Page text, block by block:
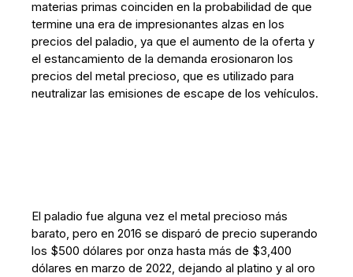
materias primas coinciden en la probabilidad de que
termine una era de impresionantes alzas en los
precios del paladio, ya que el aumento de la oferta y
el estancamiento de la demanda erosionaron los
precios del metal precioso, que es utilizado para
neutralizar las emisiones de escape de los vehículos.
El paladio fue alguna vez el metal precioso más
barato, pero en 2016 se disparó de precio superando
los $500 dólares por onza hasta más de $3,400
dólares en marzo de 2022, dejando al platino y al oro